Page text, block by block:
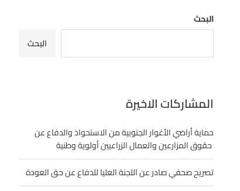
البحث
البحث
المشاركات الاخيرة
حماية أراضي الأغوار الجنوبية من الاستحواذ والدفاع عن
حقوق المزارعين والعمال الزراعيين أولوية وطنية
تصريح صحفي صادر عن اللجنة العليا للدفاع عن حق العودة